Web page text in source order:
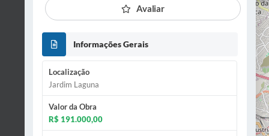
Avaliar
Informações Gerais
Localização
Jardim Laguna
Valor da Obra
R$ 191.000,00